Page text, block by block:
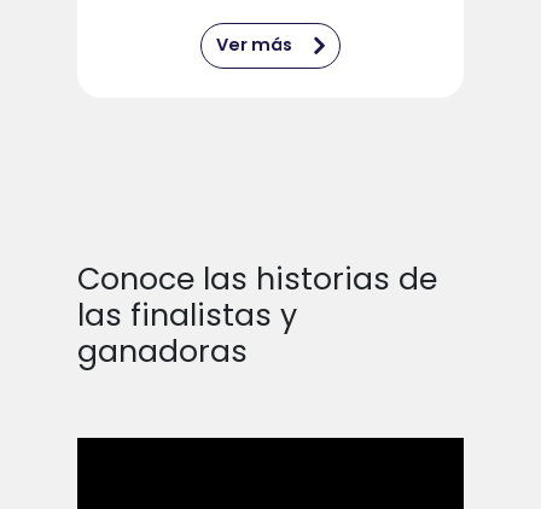
Ver más
Conoce las historias de
las finalistas y
ganadoras